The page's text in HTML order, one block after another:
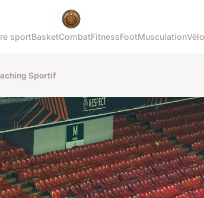
sportBasketCombatFitnessFootMusculationVélo
Sportif